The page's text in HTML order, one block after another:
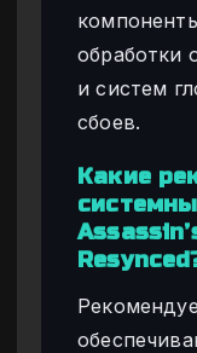
обработки
и систем
сбоев.
Какие